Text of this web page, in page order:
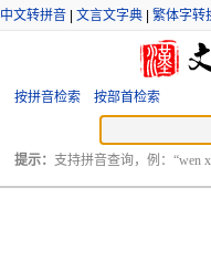
中文转拼音 文言文字典 繁体字转
按拼音检索 按部首检索
提示： 支持拼音查询，例：“wen